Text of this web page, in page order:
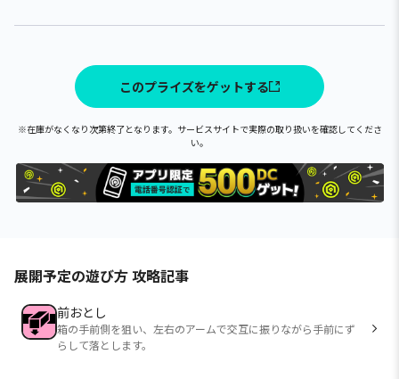
このプライズをゲットする
※在庫がなくなり次第終了となります。サービスサイトで実際の取り扱いを確認してくださ
い。
展開予定の遊び方 攻略記事
前おとし
箱の手前側を狙い、左右のアームで交互に振りながら手前にず
らして落とします。